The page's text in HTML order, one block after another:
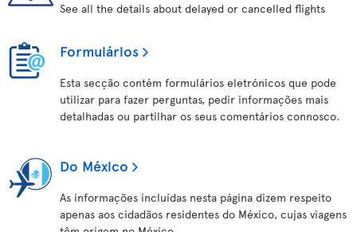
See all the details about delayed or cancelled flights
Formulários
Esta secção contém formulários eletrónicos que pode
utilizar para fazer perguntas, pedir informações mais
detalhadas ou partilhar os seus comentários connosco.
Do México
As informações incluídas nesta página dizem respeito
apenas aos cidadãos residentes do México, cujas viagens